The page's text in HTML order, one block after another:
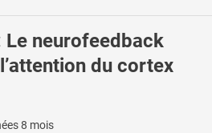
Le neurofeedback
du cortex
8 mois